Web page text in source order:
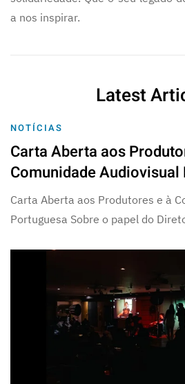
a nos inspirar.
Latest
NOTÍCIAS
Carta Aberta aos
Comunidade Audiovisual
Carta Aberta aos Produtores e à
Portuguesa Sobre o papel do